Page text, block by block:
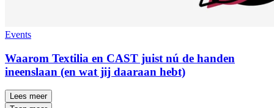
Events
Waarom Textilia en CAST juist nú de handen
ineenslaan (en wat jij daaraan hebt)
Lees meer